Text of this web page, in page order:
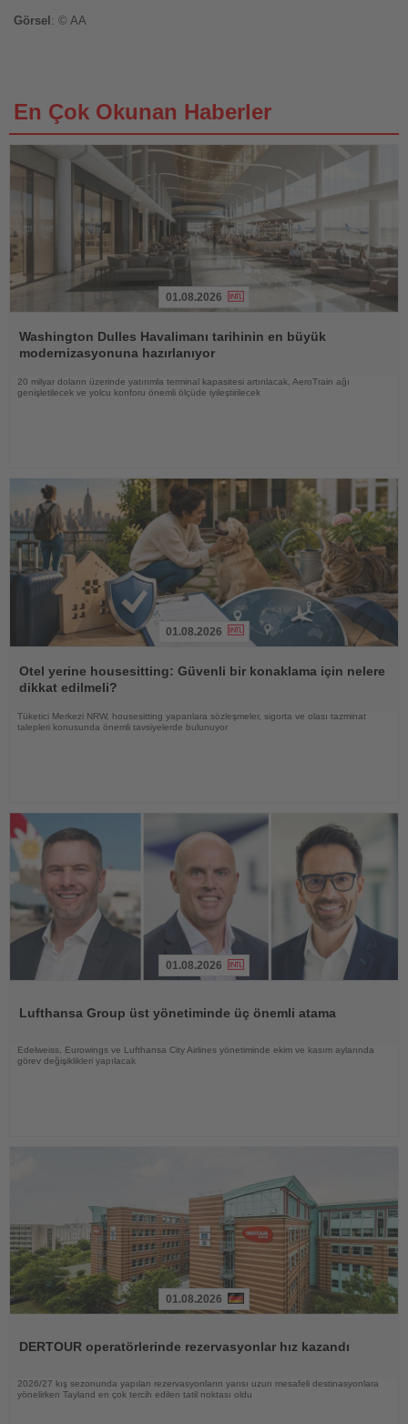
Görsel : © AA
En Çok Okunan Haberler
Oku
01.08.2026
Washington Dulles Havalimanı tarihinin en büyük
modernizasyonuna hazırlanıyor
20 milyar doların üzerinde yatırımla terminal kapasitesi artırılacak, AeroTrain ağı
genişletilecek ve yolcu konforu önemli ölçüde iyileştirilecek
Oku
01.08.2026
Otel yerine housesitting: Güvenli bir konaklama için nelere
dikkat edilmeli?
Tüketici Merkezi NRW, housesitting yapanlara sözleşmeler, sigorta ve olası tazminat
talepleri konusunda önemli tavsiyelerde bulunuyor
01.08.2026
Lufthansa Group üst yönetiminde üç önemli atama
Edelweiss, Eurowings ve Lufthansa City Airlines yönetiminde ekim ve kasım aylarında
görev değişiklikleri yapılacak
01.08.2026
DERTOUR operatörlerinde rezervasyonlar hız kazandı
2026/27 kış sezonunda yapılan rezervasyonların yarısı uzun mesafeli destinasyonlara
yönelirken Tayland en çok tercih edilen tatil noktası oldu